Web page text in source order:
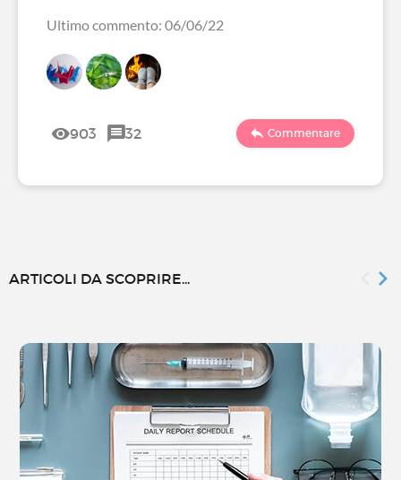
Ultimo commento: 06/06/22
903 32 Commentare
ARTICOLI DA SCOPRIRE...